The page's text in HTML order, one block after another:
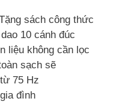
sách công thức
10 cánh đúc
liệu không cần lọc
sạch sẽ
75 Hz
đình